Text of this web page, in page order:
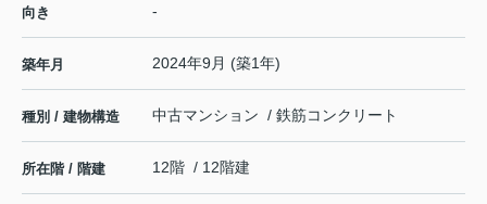
向き -
築年月 2024年9月 (築1年)
種別 / 建物構造 中古マンション / 鉄筋コンクリート
所在階 / 階建 12階 / 12階建